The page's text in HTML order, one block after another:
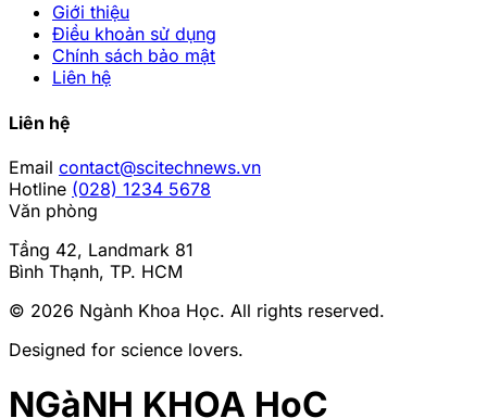
Giới thiệu
Điều khoản sử dụng
Chính sách bảo mật
Liên hệ
Liên hệ
Email contact@scitechnews.vn
Hotline (028) 1234 5678
Văn phòng
Tầng 42, Landmark 81
Bình Thạnh, TP. HCM
© 2026 Ngành Khoa Học. All rights reserved.
Designed for science lovers.
NGàNH KHOA HọC